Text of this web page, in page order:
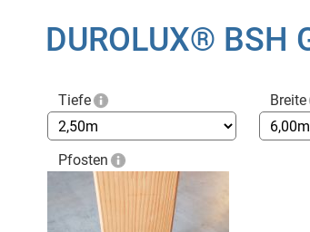
DUROLUX®
Tiefe Breite
Pfosten